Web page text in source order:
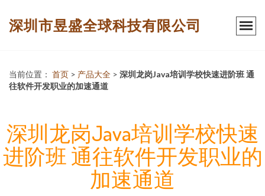
深圳市昱盛全球科技有限公司
当前位置： 首页 > 产品大全 > 深圳龙岗Java培训学校快速进阶班 通
往软件开发职业的加速通道
深圳龙岗Java培训学校快速
进阶班 通往软件开发职业的
加速通道